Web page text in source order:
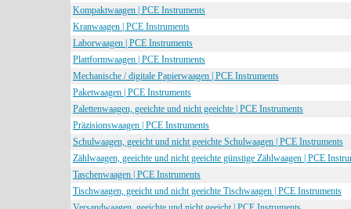
Kompaktwaagen | PCE Instruments
Kranwaagen | PCE Instruments
Laborwaagen | PCE Instruments
Plattformwaagen | PCE Instruments
Mechanische / digitale Papierwaagen | PCE Instruments
Paketwaagen | PCE Instruments
Palettenwaagen, geeichte und nicht geeichte | PCE Instruments
Präzisionswaagen | PCE Instruments
Schulwaagen, geeicht und nicht geeichte Schulwaagen | PCE Instruments
Zählwaagen, geeichte und nicht geeichte günstige Zählwaagen | PCE
Taschenwaagen | PCE Instruments
Tischwaagen, geeicht und nicht geeichte Tischwaagen | PCE Instruments